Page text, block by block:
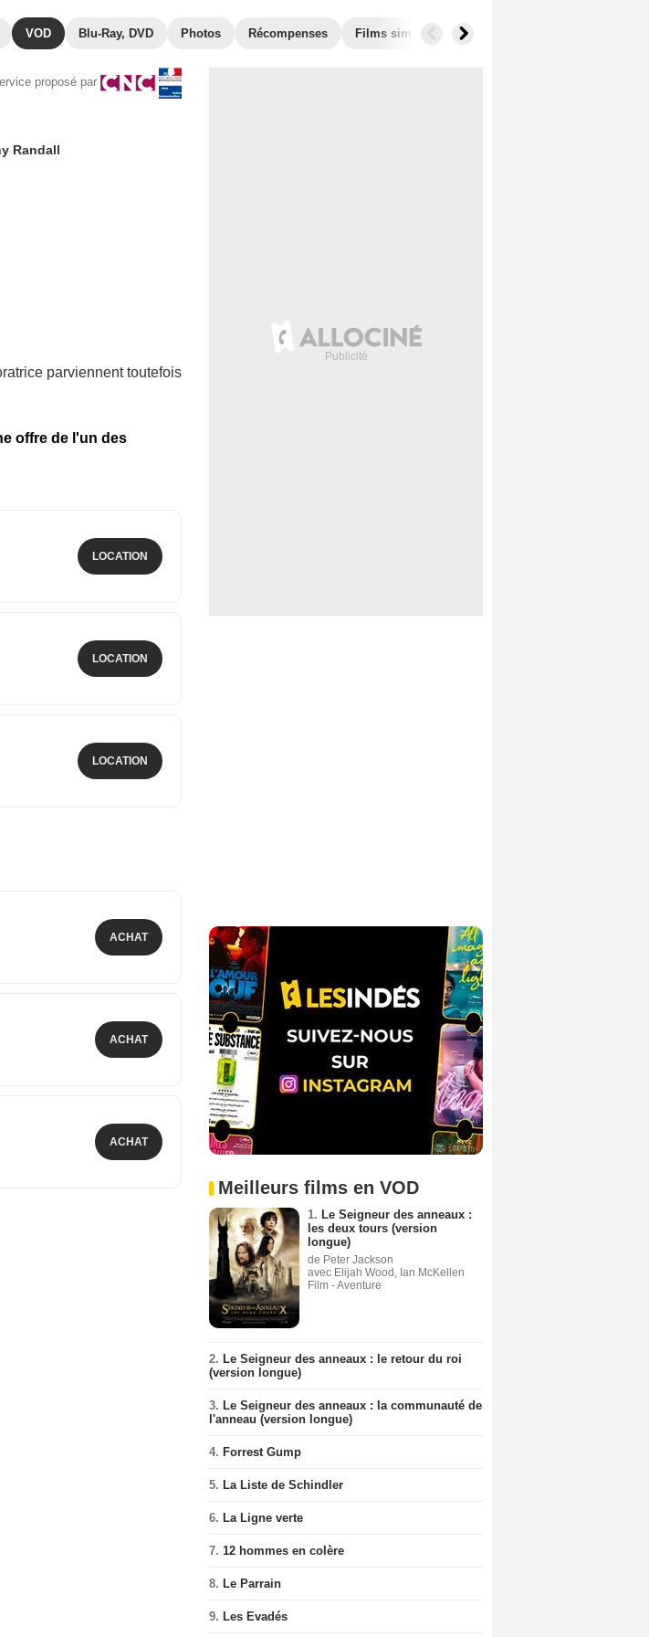
VOD Blu-Ray, DVD Photos Récompenses Films similaires
proposé par
Randall
parviennent toutefois
offre de l'un des
LOCATION
LOCATION
LOCATION
ACHAT
ACHAT
ACHAT
Meilleurs films en VOD
1. Le Seigneur des anneaux :
les deux tours (version
longue)
de Peter Jackson
avec Elijah Wood, Ian McKellen
Film - Aventure
2. Le Seigneur des anneaux : le retour du roi
(version longue)
3. Le Seigneur des anneaux : la communauté de
l'anneau (version longue)
4. Forrest Gump
5. La Liste de Schindler
6. La Ligne verte
7. 12 hommes en colère
8. Le Parrain
9. Les Evadés